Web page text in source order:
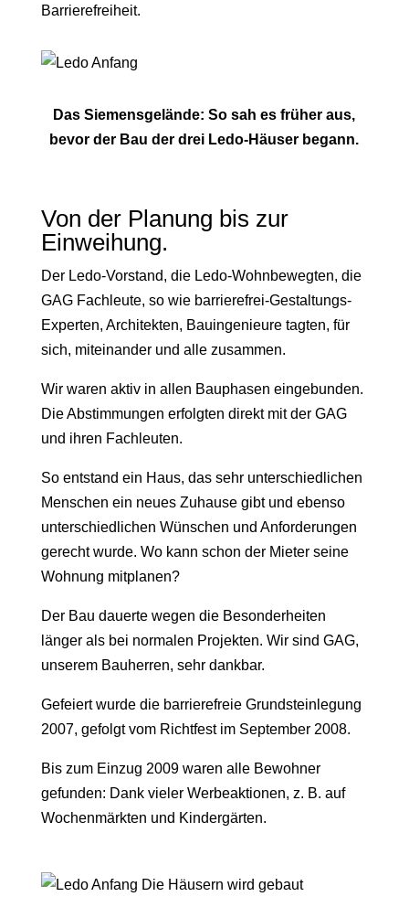
Barrierefreiheit.
Das Siemensgelände: So sah es früher aus,
bevor der Bau der drei Ledo-Häuser begann.
Von der Planung bis zur
Einweihung.
Der Ledo-Vorstand, die Ledo-Wohnbewegten, die
GAG Fachleute, so wie barrierefrei-Gestaltungs-
Experten, Architekten, Bauingenieure tagten, für
sich, miteinander und alle zusammen.
Wir waren aktiv in allen Bauphasen eingebunden.
Die Abstimmungen erfolgten direkt mit der GAG
und ihren Fachleuten.
So entstand ein Haus, das sehr unterschiedlichen
Menschen ein neues Zuhause gibt und ebenso
unterschiedlichen Wünschen und Anforderungen
gerecht wurde. Wo kann schon der Mieter seine
Wohnung mitplanen?
Der Bau dauerte wegen die Besonderheiten
länger als bei normalen Projekten. Wir sind GAG,
unserem Bauherren, sehr dankbar.
Gefeiert wurde die barrierefreie Grundsteinlegung
2007, gefolgt vom Richtfest im September 2008.
Bis zum Einzug 2009 waren alle Bewohner
gefunden: Dank vieler Werbeaktionen, z. B. auf
Wochenmärkten und Kindergärten.